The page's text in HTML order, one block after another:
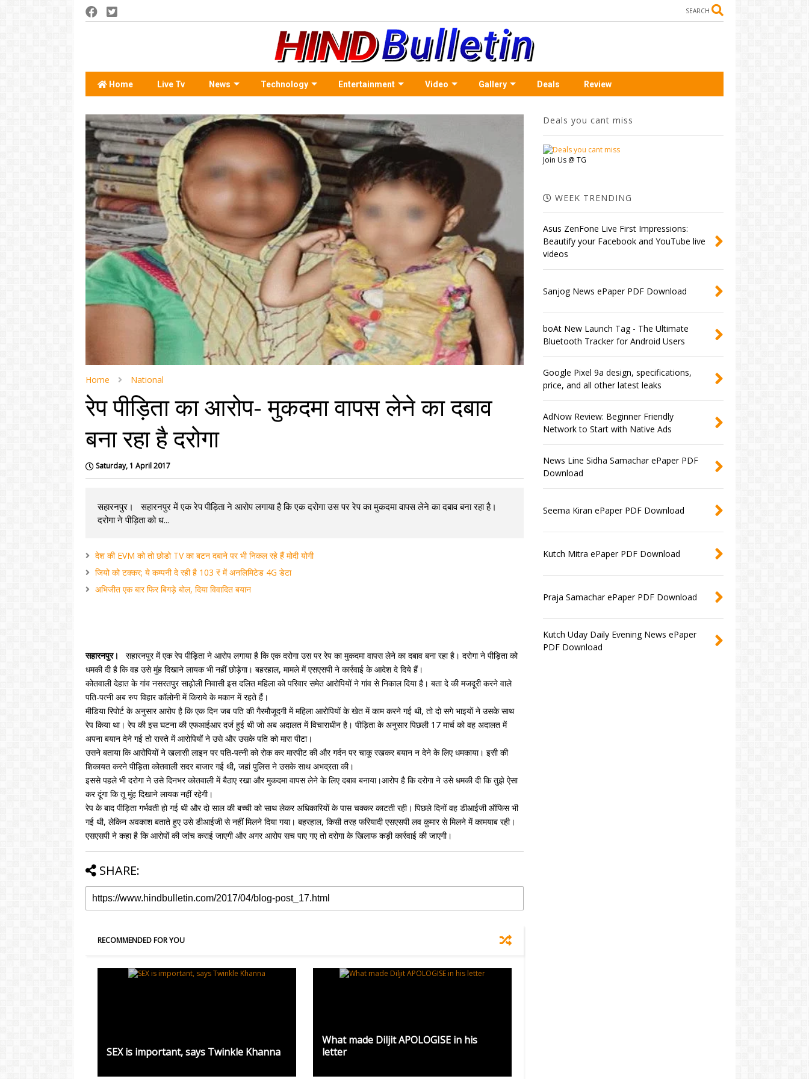
SEARCH
Home Live Tv News Technology Entertainment Video Gallery Deals Review
Home National
रेप पीड़िता का आरोप- मुकदमा वापस लेने का दबाव
बना रहा है दरोगा
Saturday, 1 April 2017
सहारनपुर। सहारनपुर में एक रेप पीड़िता ने आरोप लगाया है कि एक दरोगा उस पर रेप का मुकदमा वापस लेने का दबाव बना रहा है।
दरोगा ने पीड़िता को ध...
देश की EVM को तो छोडो TV का बटन दबाने पर भी निकल रहे हैं मोदी योगी
जियो को टक्कर; ये कम्पनी दे रही है 103 ₹ में अनलिमिटेड 4G डेटा
अभिजीत एक बार फिर बिगड़े बोल, दिया विवादित बयान
सहारनपुर।
सहारनपुर में एक रेप पीड़िता ने आरोप लगाया है कि एक दरोगा उस पर रेप का मुकदमा वापस लेने का दबाव बना रहा है। दरोगा ने पीड़िता को
धमकी दी है कि वह उसे मुंह दिखाने लायक भी नहीं छोड़ेगा। बहरहाल, मामले में एसएसपी ने कार्रवाई के आदेश दे दिये हैं।
कोतवाली देहात के गांव नसरतपुर साढ़ोली निवासी इस दलित महिला को परिवार समेत आरोपियों ने गांव से निकाल दिया है। बता दे की मजदूरी करने वाले
पति-पत्नी अब रुप विहार कॉलोनी में किराये के मकान में रहते हैं।
मीडिया रिपोर्ट के अनुसार आरोप है कि एक दिन जब पति की गैरमौजूदगी में महिला आरोपियों के खेत में काम करने गई थी, तो दो सगे भाइयों ने उसके साथ
रेप किया था। रेप की इस घटना की एफआईआर दर्ज हुई थी जो अब अदालत में विचाराधीन है। पीड़िता के अनुसार पिछली 17 मार्च को वह अदालत में
अपना बयान देने गई तो रास्ते में आरोपियों ने उसे और उसके पति को मारा पीटा।
उसने बताया कि आरोपियों ने खलासी लाइन पर पति-पत्नी को रोक कर मारपीट की और गर्दन पर चाकू रखकर बयान न देने के लिए धमकाया। इसी की
शिकायत करने पीड़िता कोतवाली सदर बाजार गई थी, जहां पुलिस ने उसके साथ अभद्रता की।
इससे पहले भी दरोगा ने उसे दिनभर कोतवाली में बैठाए रखा और मुकदमा वापस लेने के लिए दबाव बनाया।आरोप है कि दरोगा ने उसे धमकी दी कि तुझे ऐसा
कर दूंगा कि तू मुंह दिखाने लायक नहीं रहेगी।
रेप के बाद पीड़िता गर्भवती हो गई थी और दो साल की बच्ची को साथ लेकर अधिकारियों के पास चक्कर काटती रही। पिछले दिनों वह डीआईजी ऑफिस भी
गई थी, लेकिन अवकाश बताते हुए उसे डीआईजी से नहीं मिलने दिया गया। बहरहाल, किसी तरह फरियादी एसएसपी लव कुमार से मिलने में कामयाब रही।
एसएसपी ने कहा है कि आरोपों की जांच कराई जाएगी और अगर आरोप सच पाए गए तो दरोगा के खिलाफ कड़ी कार्रवाई की जाएगी।
SHARE:
RECOMMENDED FOR YOU
SEX is important, says Twinkle Khanna
What made Diljit APOLOGISE in his
letter
Deals you cant miss
Join Us @ TG
WEEK TRENDING
Asus ZenFone Live First Impressions:
Beautify your Facebook and YouTube live
videos
Sanjog News ePaper PDF Download
boAt New Launch Tag - The Ultimate
Bluetooth Tracker for Android Users
Google Pixel 9a design, specifications,
price, and all other latest leaks
AdNow Review: Beginner Friendly
Network to Start with Native Ads
News Line Sidha Samachar ePaper PDF
Download
Seema Kiran ePaper PDF Download
Kutch Mitra ePaper PDF Download
Praja Samachar ePaper PDF Download
Kutch Uday Daily Evening News ePaper
PDF Download